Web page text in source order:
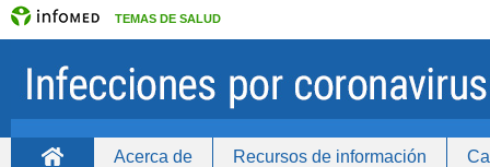
TEMAS DE SALUD
Acerca de Recursos de información